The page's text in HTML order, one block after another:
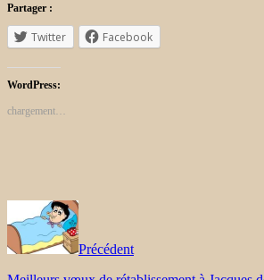
Partager :
Twitter Facebook
WordPress:
chargement…
Précédent